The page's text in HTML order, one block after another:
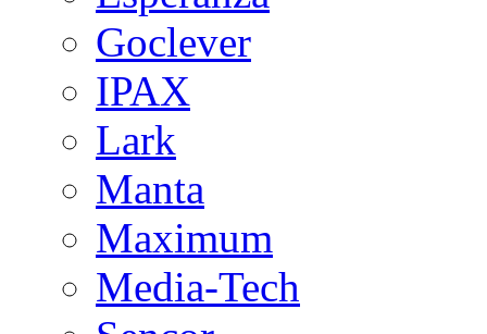
Goclever
IPAX
Lark
Manta
Maximum
Media-Tech